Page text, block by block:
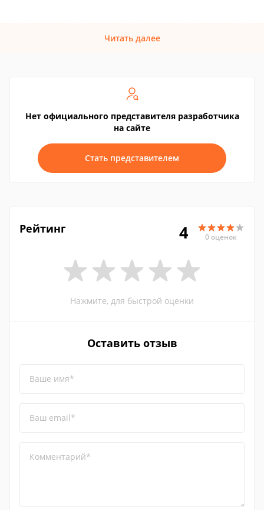
Читать далее
Нет официального представителя разработчика
на сайте
Стать представителем
Рейтинг 4 0 оценок
Нажмите, для быстрой оценки
Оставить отзыв
Ваше имя*
Ваш email*
Комментарий*